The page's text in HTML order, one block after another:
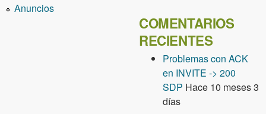
Anuncios
COMENTARIOS
RECIENTES
Problemas con ACK
en INVITE -> 200
SDP Hace 10 meses 3
días